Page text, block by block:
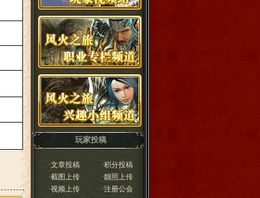
玩家投稿
·文章投稿 ·积分投稿
·截图上传 ·靓照上传
·视频上传 ·注册公会